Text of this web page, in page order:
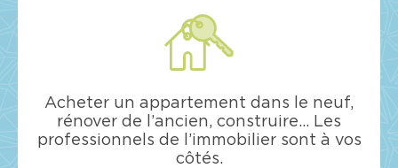
Acheter un appartement dans le neuf,
rénover de l’ancien, construire… Les
professionnels de l’immobilier sont à vos
côtés.